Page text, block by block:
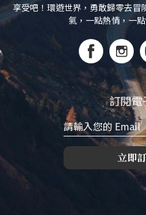
享受吧！環遊世界，勇敢歸零去冒
氣，一點熱情，一
訂閱電
立即